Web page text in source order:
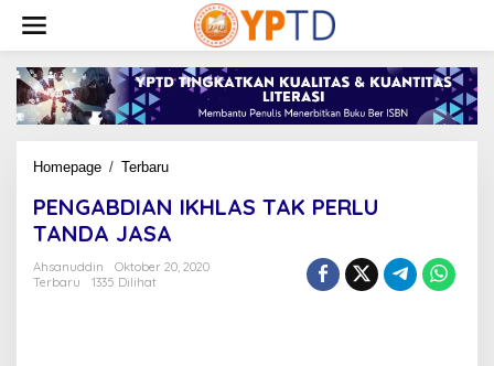
konten
Homepage / TerbaruPENGABDIAN
TAK
TANDA
JASA
PENGABDIAN IKHLAS TAK PERLU
TANDA JASA
Ahsanuddin
Oktober 20, 2020
Terbaru
1335 Dilihat